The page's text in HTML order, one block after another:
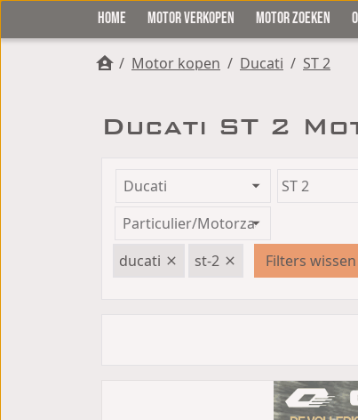
HOME MOTOR VERKOPEN MOTOR ZOEKEN
/ Motor kopen / Ducati / ST 2
Ducati ST 2
ducati
st-2 Filters wissen